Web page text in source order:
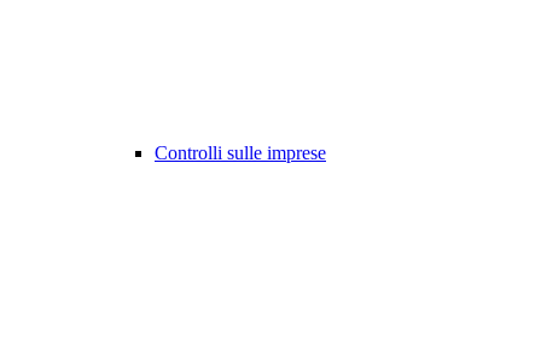
Controlli sulle imprese